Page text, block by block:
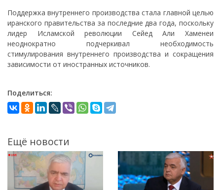
Поддержка внутреннего производства стала главной целью
иранского правительства за последние два года, поскольку
лидер Исламской революции Сейед Али Хаменеи
неоднократно подчеркивал необходимость
стимулирования внутреннего производства и сокращения
зависимости от иностранных источников.
Поделиться:
Ещё новости